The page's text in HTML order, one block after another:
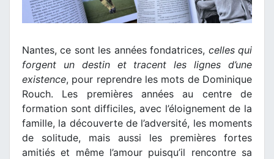
Nantes, ce sont les années fondatrices, celles qui
forgent un destin et tracent les lignes d’une
existence, pour reprendre les mots de Dominique
Rouch. Les premières années au centre de
formation sont difficiles, avec l’éloignement de la
famille, la découverte de l’adversité, les moments
de solitude, mais aussi les premières fortes
amitiés et même l’amour puisqu’il rencontre sa